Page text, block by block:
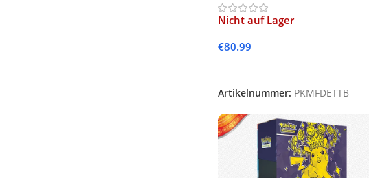
Nicht auf Lager
€80.99
Artikelnummer: PKMFDETTB